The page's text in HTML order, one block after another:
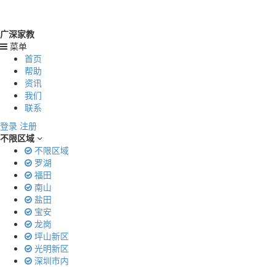
广深家教
菜单
首页
帮助
资讯
我们
联系
登录 注册
不限区域
不限区域
罗湖
福田
南山
盐田
宝安
龙岗
坪山新区
光明新区
深圳市内